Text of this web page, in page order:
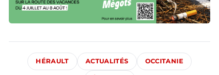
HÉRAULT ACTUALITÉS OCCITANIE